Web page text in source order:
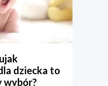
dziecka to
wybór?